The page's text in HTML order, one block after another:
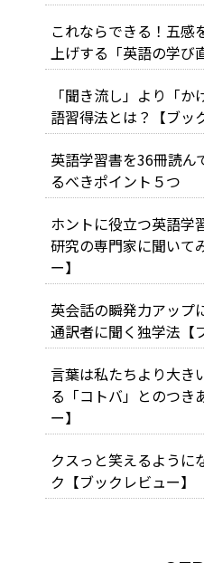
これならできる！五感
上げする「英語の学び
「聞き流し」より「
語習得法とは？【ブッ
英語学習書を36冊読ん
るべきポイント５つ
ホントに役立つ英語学
研究の専門家に聞いて
ー】
英会話の瞬発力アップ
通訳者に聞く独学法【
言葉は私たちより大き
る「コトバ」とのつき
ー】
クスっと笑えるように
ク【ブックレビュー】